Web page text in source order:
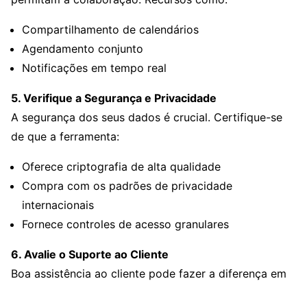
Compartilhamento de calendários
Agendamento conjunto
Notificações em tempo real
5. Verifique a Segurança e Privacidade
A segurança dos seus dados é crucial. Certifique-se
de que a ferramenta:
Oferece criptografia de alta qualidade
Compra com os padrões de privacidade
internacionais
Fornece controles de acesso granulares
6. Avalie o Suporte ao Cliente
Boa assistência ao cliente pode fazer a diferença em